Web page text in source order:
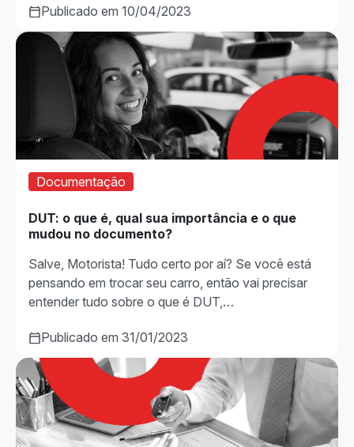
Publicado em 10/04/2023
Documentação
DUT: o que é, qual sua importância e o que
mudou no documento?
Salve, Motorista! Tudo certo por aí? Se você está
pensando em trocar seu carro, então vai precisar
entender tudo sobre o que é DUT,…
Publicado em 31/01/2023